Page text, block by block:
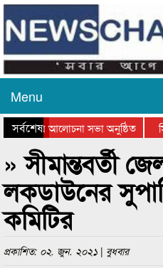
Menu
সর্বশেষ
দিবসের আলোচনা সভা অনুষ্ঠিত
সভা ও সম্মাননা প্রদান
» সীমান্তবর্তী
লকডাউনের
কমিটির
প্রকাশিত: ০২. জুন. ২০২১ | বুধবার